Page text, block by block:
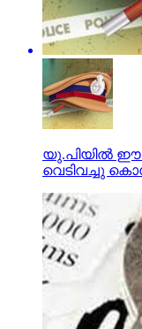
യു.പിയില്‍ ഈ
വെടിവച്ചു